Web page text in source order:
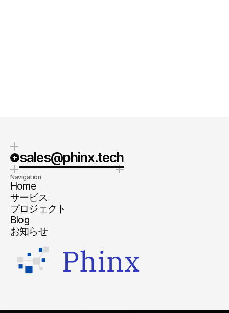
sales@phinx.tech
Navigation
Home
サービス
プロジェクト
Blog
お知らせ